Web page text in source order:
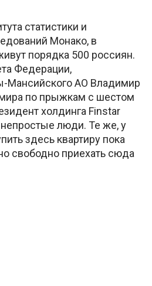
статистики и
Монако, в
порядка 500 россиян.
Федерации,
Мансийского АО Владимир
по прыжкам с шестом
холдинга Finstar
люди. Те же, у
здесь квартиру пока
свободно приехать сюда